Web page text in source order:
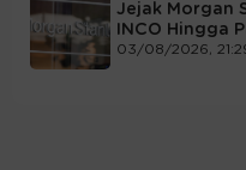
Jejak Morgan
INCO Hingga
03/08/2026,